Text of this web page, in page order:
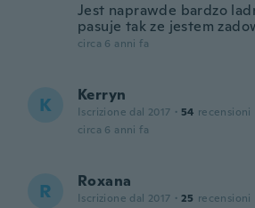
Jest naprawde bardzo
pasuje tak ze jestem
circa 6 anni fa
K Kerryn
Iscrizione dal 2017 · 54 recensioni
circa 6 anni fa
R Roxana
Iscrizione dal 2017 · 25 recensioni